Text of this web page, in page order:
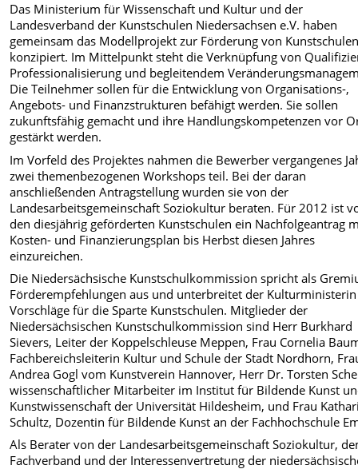
Das Ministerium für Wissenschaft und Kultur und der
Landesverband der Kunstschulen Niedersachsen e.V. haben
gemeinsam das Modellprojekt zur Förderung von
konzipiert. Im Mittelpunkt steht die Verknüpfung von
Professionalisierung und begleitendem
Die Teilnehmer sollen für die Entwicklung von Organisations-,
Angebots- und Finanzstrukturen befähigt werden. Sie sollen
zukunftsfähig gemacht und ihre Handlungskompetenzen vor
gestärkt werden.
Im Vorfeld des Projektes nahmen die Bewerber vergangenes
zwei themenbezogenen Workshops teil. Bei der daran
anschließenden Antragstellung wurden sie von der
Landesarbeitsgemeinschaft Soziokultur beraten. Für 2012 ist
den diesjährig geförderten Kunstschulen ein Nachfolgeantrag
Kosten- und Finanzierungsplan bis Herbst diesen Jahres
einzureichen.
Die Niedersächsische Kunstschulkommission spricht als
Förderempfehlungen aus und unterbreitet der Kulturministerin
Vorschläge für die Sparte Kunstschulen. Mitglieder der
Niedersächsischen Kunstschulkommission sind Herr Burkhard
Sievers, Leiter der Koppelschleuse Meppen, Frau Cornelia
Fachbereichsleiterin Kultur und Schule der Stadt Nordhorn,
Andrea Gogl vom Kunstverein Hannover, Herr Dr. Torsten
wissenschaftlicher Mitarbeiter im Institut für Bildende Kunst
Kunstwissenschaft der Universität Hildesheim, und Frau
Schultz, Dozentin für Bildende Kunst an der Fachhochschule
Als Berater von der Landesarbeitsgemeinschaft Soziokultur,
Fachverband und der Interessenvertretung der